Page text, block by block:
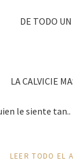
DE TODO
LA CALVICIE
le siente tan..
LEER TODO EL